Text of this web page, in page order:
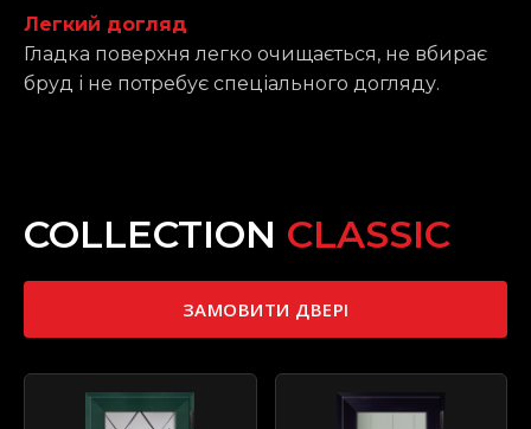
Легкий догляд
Гладка поверхня легко очищається, не вбирає
бруд і не потребує спеціального догляду.
COLLECTION CLASSIC
ЗАМОВИТИ ДВЕРІ